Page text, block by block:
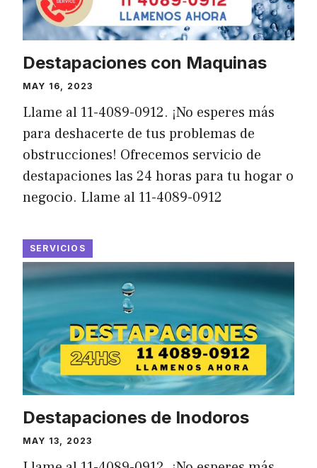
Destapaciones con Maquinas
MAY 16, 2023
Llame al 11-4089-0912. ¡No esperes más
para deshacerte de tus problemas de
obstrucciones! Ofrecemos servicio de
destapaciones las 24 horas para tu hogar o
negocio. Llame al 11-4089-0912
SERVICIOS
Destapaciones de Inodoros
MAY 13, 2023